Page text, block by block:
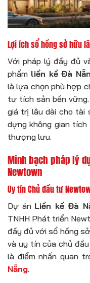
Lợi ích sổ hồng sở hữu
Với pháp lý đầy đủ
phẩm liền kề Đà
là lựa chọn phù hợp
tư tích sản bền
giá trị lâu dài cho tài
dựng không gian
thượng lưu.
Minh bạch pháp lý
Newtown
Uy tín Chủ đầu tư
Dự án Liền kề Đà
TNHH Phát triển
đầy đủ với sổ hồng
và uy tín của chủ
là điểm nhấn quan
Nẵng.